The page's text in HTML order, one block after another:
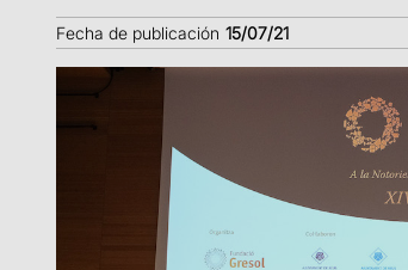
Fecha de publicación 15/07/21